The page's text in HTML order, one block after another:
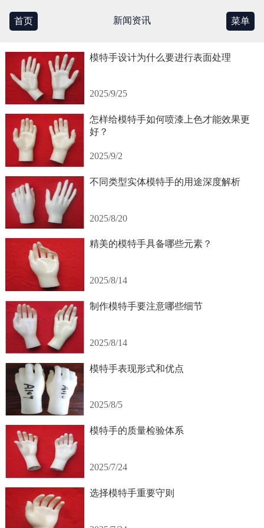
首页 新闻资讯 菜单
模特手设计为什么要进行表面处理
2025/9/25
怎样给模特手如何喷漆上色才能效果更
好？
2025/9/2
不同类型实体模特手的用途深度解析
2025/8/20
精美的模特手具备哪些元素？
2025/8/14
制作模特手要注意哪些细节
2025/8/14
模特手表现形式和优点
2025/8/5
模特手的质量检验体系
2025/7/24
选择模特手重要守则